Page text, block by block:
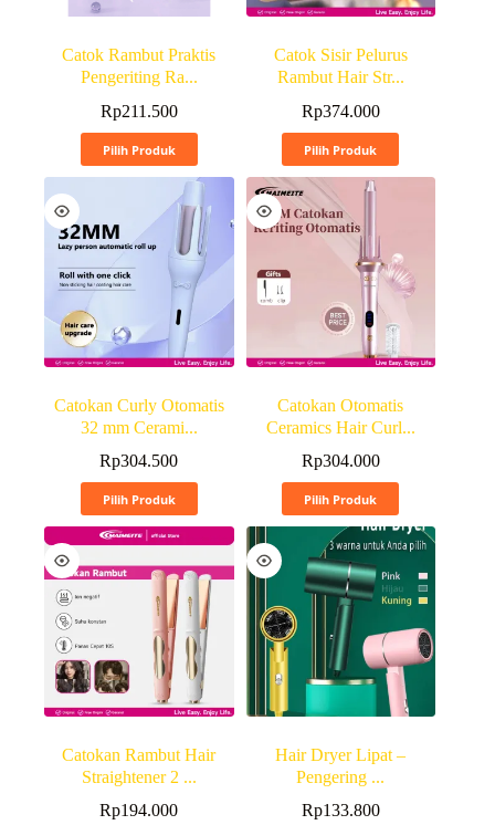
Catok Rambut Praktis
Pengeriting Ra...
Rp211.500
Pilih Produk
Catok Sisir Pelurus
Rambut Hair Str...
Rp374.000
Pilih Produk
Catokan Curly Otomatis
32 mm Cerami...
Rp304.500
Pilih Produk
Catokan Otomatis
Ceramics Hair Curl...
Rp304.000
Pilih Produk
Catokan Rambut Hair
Straightener 2 ...
Rp194.000
Hair Dryer Lipat –
Pengering ...
Rp133.800